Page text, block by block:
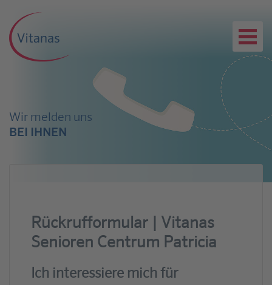
Wir melden uns
BEI IHNEN
Rückrufformular | Vitanas
Senioren Centrum Patricia
Ich interessiere mich für